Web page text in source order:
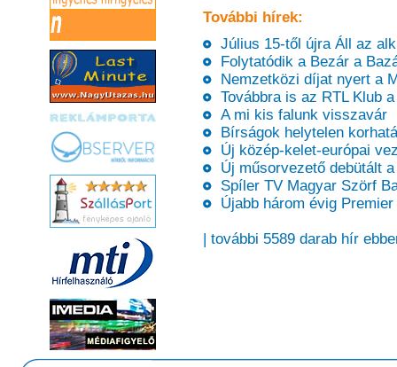
További hírek:
Július 15-től újra Áll az
Folytatódik a Bezár a
Nemzetközi díjat nyert a
Továbbra is az RTL Klub
A mi kis falunk visszavár
Bírságok helytelen
Új közép-kelet-európai
Új műsorvezető debütált a
Spíler TV Magyar Szörf
Újabb három évig Premier
| további 5589 darab hír